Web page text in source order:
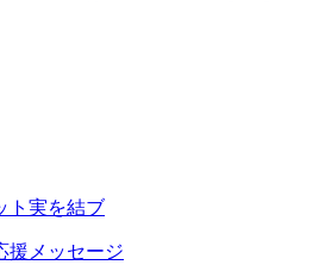
援メッセージ